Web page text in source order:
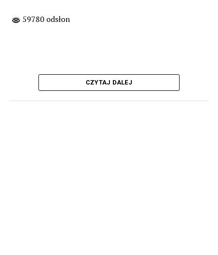
59780 odsłon
CZYTAJ DALEJ